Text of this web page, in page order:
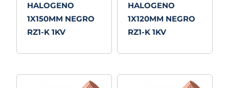
HALOGENO
1X150MM NEGRO
RZ1-K 1KV
HALOGENO
1X120MM NEGRO
RZ1-K 1KV